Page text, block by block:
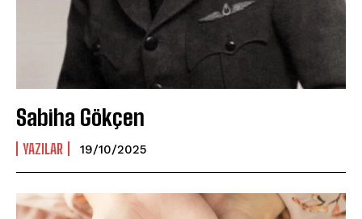
Sabiha Gökçen
YAZILAR 19/10/2025